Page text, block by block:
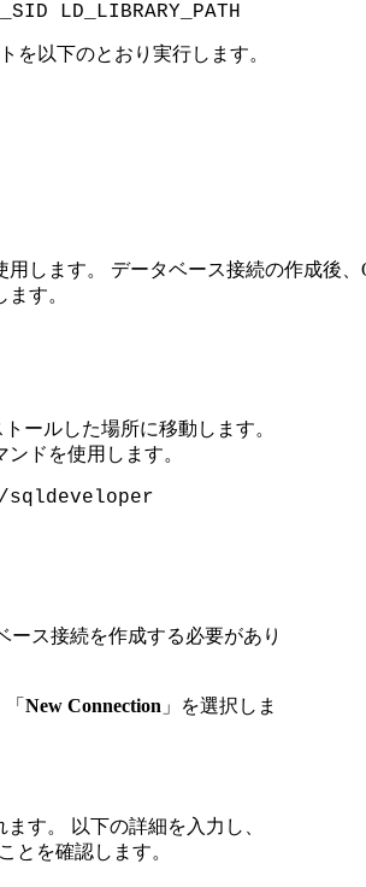
LD_LIBRARY_PATH
を以下のとおり実行します。
用します。 データベース接続の作成後
す。
ールした場所に移動します。
ンドを使用します。
ース接続を作成する必要があり
New Connection 」を選択しま
ます。 以下の詳細を入力し、
とを確認します。